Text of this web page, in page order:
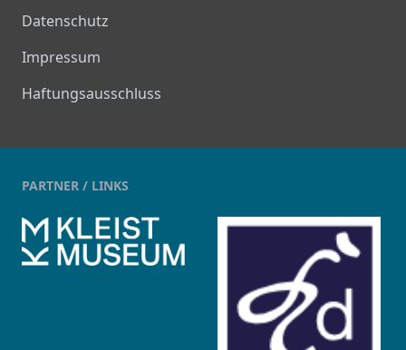
Datenschutz
Impressum
Haftungsausschluss
PARTNER / LINKS